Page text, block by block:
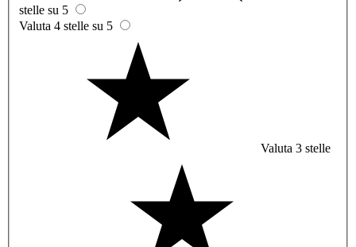
stelle su 5
Valuta 4 stelle su 5
Valuta 3 stelle